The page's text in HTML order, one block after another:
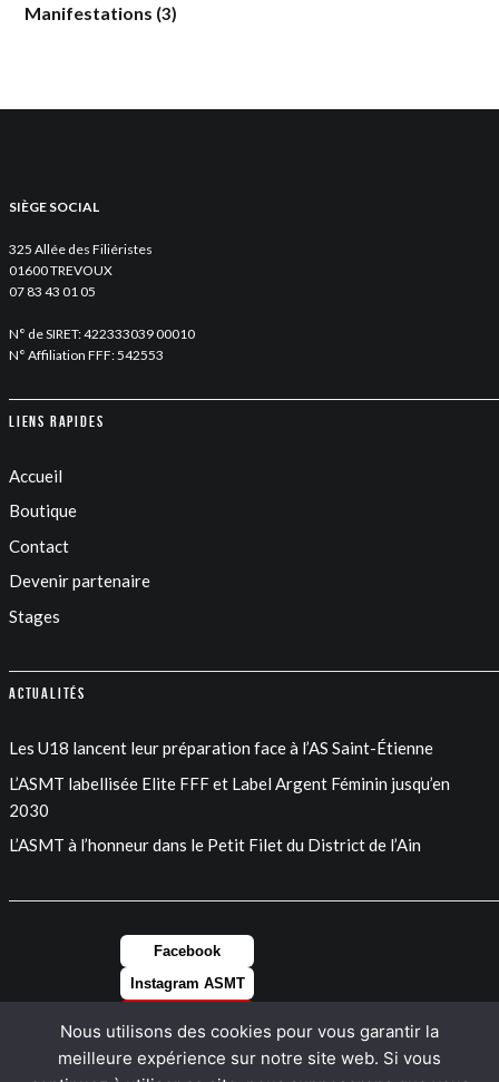
Manifestations (3)
SIÈGE SOCIAL
325 Allée des Filiéristes
01600 TREVOUX
07 83 43 01 05
N° de SIRET: 422333039 00010
N° Affiliation FFF: 542553
Liens rapides
Accueil
Boutique
Contact
Devenir partenaire
Stages
Actualités
Les U18 lancent leur préparation face à l’AS Saint-Étienne
L’ASMT labellisée Elite FFF et Label Argent Féminin jusqu’en
2030
L’ASMT à l’honneur dans le Petit Filet du District de l’Ain
Facebook
Instagram ASMT
LinkedIn
Nous utilisons des cookies pour vous garantir la
meilleure expérience sur notre site web. Si vous